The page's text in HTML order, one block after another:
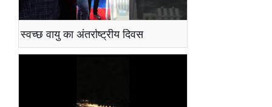
स्वच्छ वायु का अंतर्राष्ट्रीय दिवस